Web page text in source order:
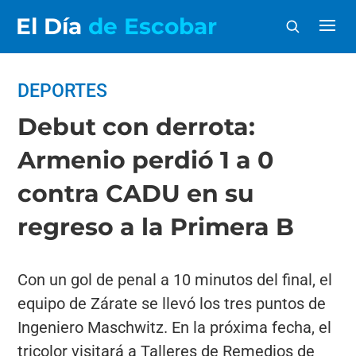
El Día de Escobar
DEPORTES
Debut con derrota:
Armenio perdió 1 a 0
contra CADU en su
regreso a la Primera B
Con un gol de penal a 10 minutos del final, el
equipo de Zárate se llevó los tres puntos de
Ingeniero Maschwitz. En la próxima fecha, el
tricolor visitará a Talleres de Remedios de